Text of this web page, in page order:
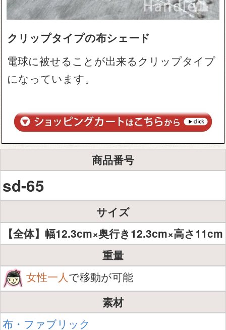
クリップタイプの布シェード
電球に被せることが出来るクリップタイプ
になっています。
商品番号
sd-65
サイズ
【全体】幅12.3cm×奥行き12.3cm×高さ11cm
重量
女性一人で移動が可能
素材
布・ファブリック